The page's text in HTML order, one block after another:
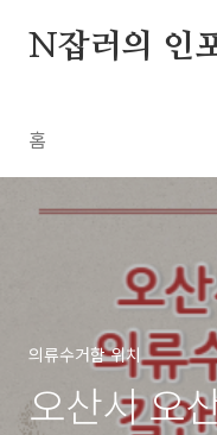
N잡러의 인
홈
의류수거함 위치
오산시 오